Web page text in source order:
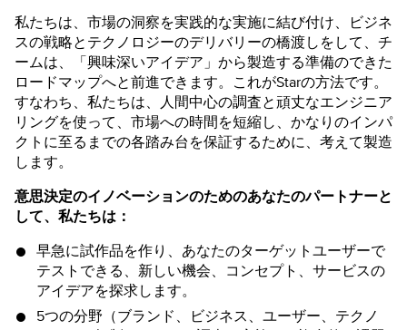
私たちは、市場の洞察を実践的な実施に結び付け、ビジネ
スの戦略とテクノロジーのデリバリーの橋渡しをして、チ
ームは、「興味深いアイデア」から製造する準備のできた
ロードマップへと前進できます。これがStarの方法です。
すなわち、私たちは、人間中心の調査と頑丈なエンジニア
リングを使って、市場への時間を短縮し、かなりのインパ
クトに至るまでの各踏み台を保証するために、考えて製造
します。
意思決定のイノベーションのためのあなたのパートナーと
して、私たちは：
早急に試作品を作り、あなたのターゲットユーザーで
テストできる、新しい機会、コンセプト、サービスの
アイデアを探求します。
5つの分野（ブランド、ビジネス、ユーザー、テクノ